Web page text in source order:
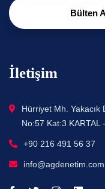
Bülten
İletişim
Hürriyet Mh. Yakacık
No:57 Kat:3 KARTAL
+90 216 491 56 37
info@agdenetim.com